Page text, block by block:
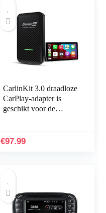
CarlinKit 3.0 draadloze
CarPlay-adapter is
geschikt voor de
fabriek…
€97.99